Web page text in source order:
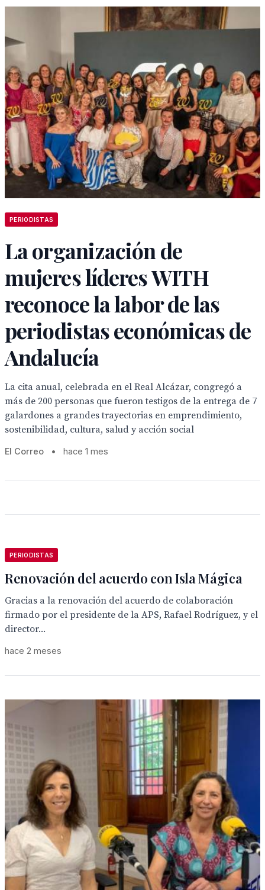
PERIODISTAS
La organización de
mujeres líderes WITH
reconoce la labor de las
periodistas económicas de
Andalucía
La cita anual, celebrada en el Real Alcázar, congregó a
más de 200 personas que fueron testigos de la entrega de 7
galardones a grandes trayectorias en emprendimiento,
sostenibilidad, cultura, salud y acción social
El Correo • hace 1 mes
PERIODISTAS
Renovación del acuerdo con Isla Mágica
Gracias a la renovación del acuerdo de colaboración
firmado por el presidente de la APS, Rafael Rodríguez, y el
director...
hace 2 meses